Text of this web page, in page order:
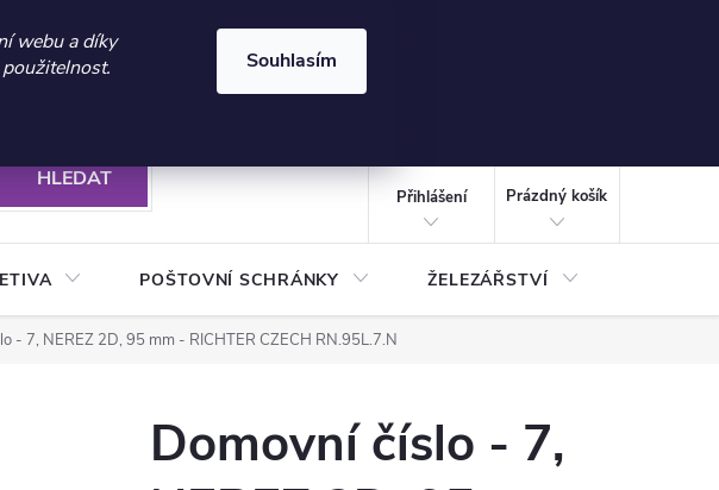
do 21.9.2026 ⏰ | Kód: LÉTO2026
webu a díky
Souhlasím
osobních údajů
HLEDAT
Přihlášení
KOŠÍK
Prázdný košík
POŠTOVNÍ SCHRÁNKY ŽELEZÁŘSTVÍ
- 7, NEREZ 2D, 95 mm - RICHTER CZECH RN.95L.7.N
Domovní číslo - 7,